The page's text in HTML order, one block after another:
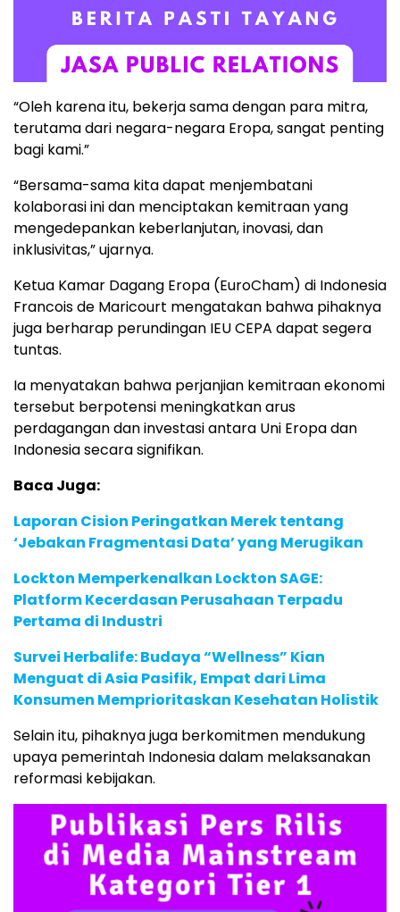
“Oleh karena itu, bekerja sama dengan para mitra,
terutama dari negara-negara Eropa, sangat penting
bagi kami.”
“Bersama-sama kita dapat menjembatani
kolaborasi ini dan menciptakan kemitraan yang
mengedepankan keberlanjutan, inovasi, dan
inklusivitas,” ujarnya.
Ketua Kamar Dagang Eropa (EuroCham) di Indonesia
Francois de Maricourt mengatakan bahwa pihaknya
juga berharap perundingan IEU CEPA dapat segera
tuntas.
Ia menyatakan bahwa perjanjian kemitraan ekonomi
tersebut berpotensi meningkatkan arus
perdagangan dan investasi antara Uni Eropa dan
Indonesia secara signifikan.
Baca Juga:
Laporan Cision Peringatkan Merek tentang
‘Jebakan Fragmentasi Data’ yang Merugikan
Lockton Memperkenalkan Lockton SAGE:
Platform Kecerdasan Perusahaan Terpadu
Pertama di Industri
Survei Herbalife: Budaya “Wellness” Kian
Menguat di Asia Pasifik, Empat dari Lima
Konsumen Memprioritaskan Kesehatan Holistik
Selain itu, pihaknya juga berkomitmen mendukung
upaya pemerintah Indonesia dalam melaksanakan
reformasi kebijakan.